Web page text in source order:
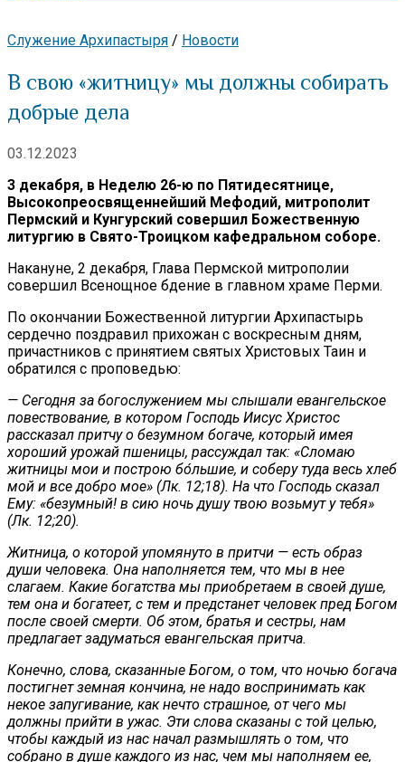
Служение Архипастыря / Новости
В свою «житницу» мы должны собирать
добрые дела
03.12.2023
3 декабря, в Неделю 26-ю по Пятидесятнице,
Высокопреосвященнейший Мефодий, митрополит
Пермский и Кунгурский совершил Божественную
литургию в Свято-Троицком кафедральном соборе.
Накануне, 2 декабря, Глава Пермской митрополии
совершил Всенощное бдение в главном храме Перми.
По окончании Божественной литургии Архипастырь
сердечно поздравил прихожан с воскресным дням,
причастников с принятием святых Христовых Таин и
обратился с проповедью:
— Сегодня за богослужением мы слышали евангельское
повествование, в котором Господь Иисус Христос
рассказал притчу о безумном богаче, который имея
хороший урожай пшеницы, рассуждал так: «Сломаю
житницы мои и построю бо́льшие, и соберу туда весь хлеб
мой и все добро мое» (Лк. 12;18). На что Господь сказал
Ему: «безумный! в сию ночь душу твою возьмут у тебя»
(Лк. 12;20).
Житница, о которой упомянуто в притчи — есть образ
души человека. Она наполняется тем, что мы в нее
слагаем. Какие богатства мы приобретаем в своей душе,
тем она и богатеет, с тем и предстанет человек пред Богом
после своей смерти. Об этом, братья и сестры, нам
предлагает задуматься евангельская притча.
Конечно, слова, сказанные Богом, о том, что ночью богача
постигнет земная кончина, не надо воспринимать как
некое запугивание, как нечто страшное, от чего мы
должны прийти в ужас. Эти слова сказаны с той целью,
чтобы каждый из нас начал размышлять о том, что
собрано в душе каждого из нас, чем мы наполняем ее,